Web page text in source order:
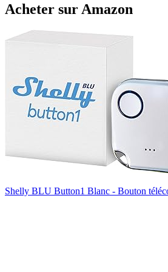
Acheter sur Amazon
Shelly BLU Button1 Blanc - Bouton